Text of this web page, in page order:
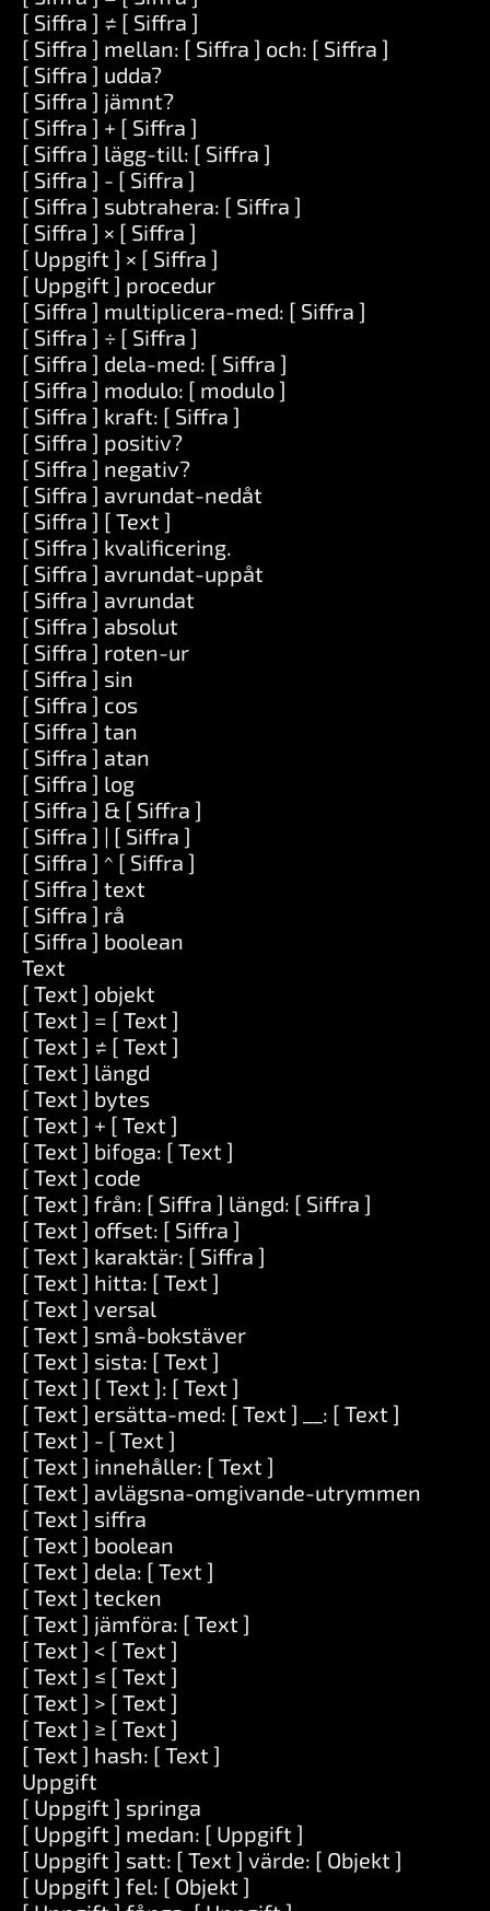
[ Siffra ] ≠ [ Siffra ]
[ Siffra ] mellan: [ Siffra ] och: [ Siffra ]
[ Siffra ] udda?
[ Siffra ] jämnt?
[ Siffra ] + [ Siffra ]
[ Siffra ] lägg-till: [ Siffra ]
[ Siffra ] - [ Siffra ]
[ Siffra ] subtrahera: [ Siffra ]
[ Siffra ] × [ Siffra ]
[ Uppgift ] × [ Siffra ]
[ Uppgift ] procedur
[ Siffra ] multiplicera-med: [ Siffra ]
[ Siffra ] ÷ [ Siffra ]
[ Siffra ] dela-med: [ Siffra ]
[ Siffra ] modulo: [ modulo ]
[ Siffra ] kraft: [ Siffra ]
[ Siffra ] positiv?
[ Siffra ] negativ?
[ Siffra ] avrundat-nedåt
[ Siffra ] [ Text ]
[ Siffra ] kvalificering.
[ Siffra ] avrundat-uppåt
[ Siffra ] avrundat
[ Siffra ] absolut
[ Siffra ] roten-ur
[ Siffra ] sin
[ Siffra ] cos
[ Siffra ] tan
[ Siffra ] atan
[ Siffra ] log
[ Siffra ] & [ Siffra ]
[ Siffra ] | [ Siffra ]
[ Siffra ] ^ [ Siffra ]
[ Siffra ] text
[ Siffra ] rå
[ Siffra ] boolean
Text
[ Text ] objekt
[ Text ] = [ Text ]
[ Text ] ≠ [ Text ]
[ Text ] längd
[ Text ] bytes
[ Text ] + [ Text ]
[ Text ] bifoga: [ Text ]
[ Text ] code
[ Text ] från: [ Siffra ] längd: [ Siffra ]
[ Text ] offset: [ Siffra ]
[ Text ] karaktär: [ Siffra ]
[ Text ] hitta: [ Text ]
[ Text ] versal
[ Text ] små-bokstäver
[ Text ] sista: [ Text ]
[ Text ] [ Text ]: [ Text ]
[ Text ] ersätta-med: [ Text ] __: [ Text ]
[ Text ] - [ Text ]
[ Text ] innehåller: [ Text ]
[ Text ] avlägsna-omgivande-utrymmen
[ Text ] siffra
[ Text ] boolean
[ Text ] dela: [ Text ]
[ Text ] tecken
[ Text ] jämföra: [ Text ]
[ Text ] < [ Text ]
[ Text ] ≤ [ Text ]
[ Text ] > [ Text ]
[ Text ] ≥ [ Text ]
[ Text ] hash: [ Text ]
Uppgift
[ Uppgift ] springa
[ Uppgift ] medan: [ Uppgift ]
[ Uppgift ] satt: [ Text ] värde: [ Objekt ]
[ Uppgift ] fel: [ Objekt ]